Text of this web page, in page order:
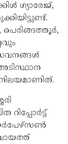
ഗ്യാരേജ്,
പെരിങ്ങത്തൂർ,